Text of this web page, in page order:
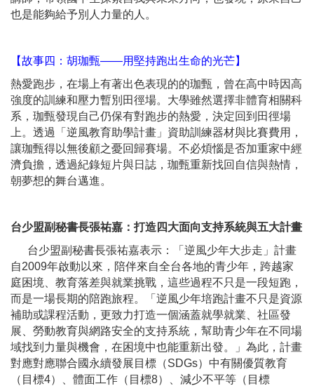
也是能夠給予別人力量的人。
【故事四：胡珈甄——用堅持跑出生命的光芒】
熱愛跑步，在場上有著出色表現的的珈甄，曾在高中時因高
強度的訓練和壓力暫別田徑場。大學雖然選擇非體育相關科
系，珈甄發現自己仍保有對跑步的熱愛，決定回到田徑場
上。透過「逆風教育助學計畫」資助訓練器材與比賽費用，
讓珈甄得以無後顧之憂回歸賽場。不必煩惱是否加重家中經
濟負擔，透過紀錄短片與日誌，珈甄重新找回自信與熱情，
朝夢想的舞台邁進。
台少盟副秘書長張祐嘉：打造四大面向支持系統與五大計畫
台少盟副秘書長張祐嘉表示：「逆風少年大步走」計畫
自2009年啟動以來，陪伴來自全台各地的青少年，跨越家
庭困境、教育落差與就業挑戰，這些過程不只是一段短跑，
而是一場長期的陪跑旅程。「逆風少年培跑計畫不只是資源
補助或課程活動，更致力打造一個涵蓋就學就業、社區發
展、勞動教育與網路安全的支持系統，幫助青少年在不同場
域找到力量與機會，在困境中也能重新出發。」為此，計畫
對應對應聯合國永續發展目標（SDGs）中有關優質教育
（目標4）、體面工作（目標8）、減少不平等（目標